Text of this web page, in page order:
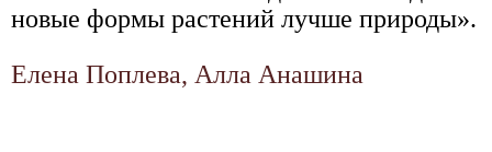
новые формы растений лучше природы».
Елена Поплева, Алла Анашина